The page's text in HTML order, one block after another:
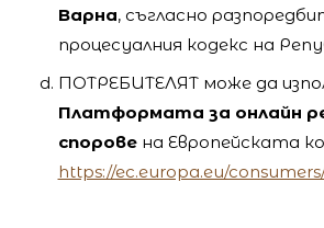
Варна, съгласно
процесуалния кодекс на
ПОТРЕБИТЕЛЯТ може да
Платформата за онлайн
споровена Европейската
https://ec.europa.eu/